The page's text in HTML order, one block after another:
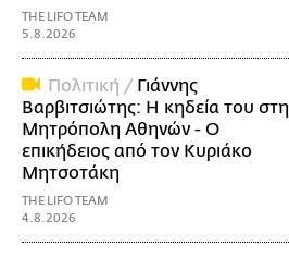
THE LIFO TEAM
5.8.2026
Πολιτική / Γιάννης
Βαρβιτσιώτης: Η κηδεία του στη
Μητρόπολη Αθηνών - Ο
επικήδειος από τον Κυριάκο
Μητσοτάκη
THE LIFO TEAM
4.8.2026